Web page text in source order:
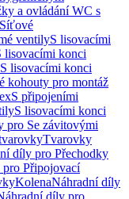
a ovládání WC s
Síťové
ventilyS lisovacími
lisovacími konci
lisovacími konci
kohouty pro montáž
S připojeními
S lisovacími konci
pro Se závitovými
Tvarovky
díly pro Přechodky
Připojovací
KolenaNáhradní díly
díly pro